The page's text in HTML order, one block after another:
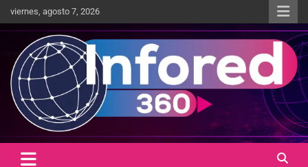
viernes, agosto 7, 2026
infored360.mx
Un giro en la información